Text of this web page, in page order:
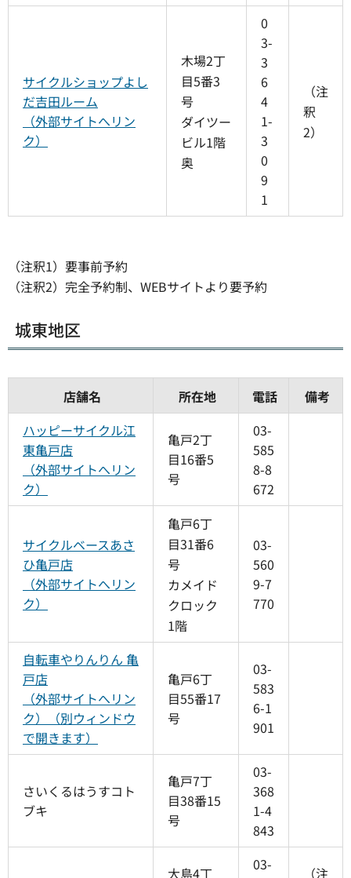
サイクルショップよし
だ吉田ルーム
（外部サイトへリン
ク）
木場2丁
目5番3
号
ダイツー
ビル1階
奥
0
3-
3
6
4
1-
3
0
9
1
（注
釈
2）
（注釈1）要事前予約
（注釈2）完全予約制、WEBサイトより要予約
城東地区
店舗名 所在地 電話
備考
ハッピーサイクル江
東亀戸店
（外部サイトへリン
ク）
亀戸2丁
目16番5
号
03-
585
8-8
672
サイクルベースあさ
ひ亀戸店
（外部サイトへリン
ク）
亀戸6丁
目31番6
号
カメイド
クロック
1階
03-
560
9-7
770
自転車やりんりん 亀
戸店
（外部サイトへリン
ク）（別ウィンドウ
で開きます）
亀戸6丁
目55番17
号
03-
583
6-1
901
さいくるはうすコト
ブキ
亀戸7丁
目38番15
号
03-
368
1-4
843
大島4丁
03-
（注